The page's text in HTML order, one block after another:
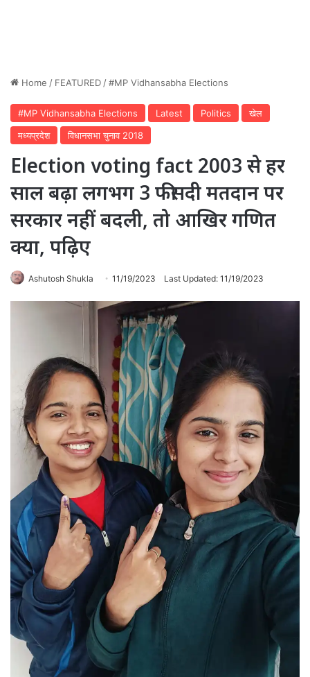
Home / FEATURED /#MP Vidhansabha Elections
#MP Vidhansabha Elections Latest Politics
खेल
मध्यप्रदेश
विधानसभा चुनाव 2018
Election voting fact 2003 से हर
साल बढ़ा लगभग 3 फीसदी मतदान पर
सरकार नहीं बदली, तो आखिर गणित
क्या, पढ़िए
Ashutosh Shukla 11/19/2023 Last Updated: 11/19/2023